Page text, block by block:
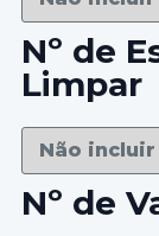
Nº de
Limpar
Nº de